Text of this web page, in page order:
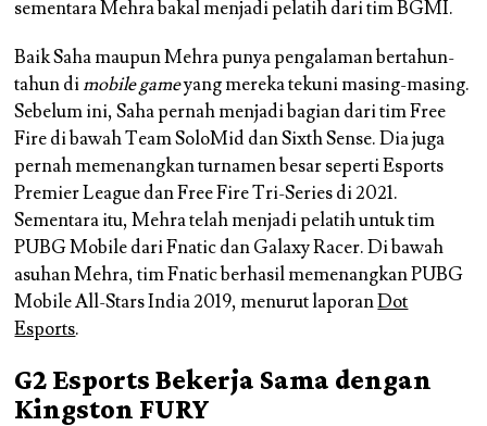
sementara Mehra bakal menjadi pelatih dari tim BGMI.
Baik Saha maupun Mehra punya pengalaman bertahun-
tahun dimobile gameyang mereka tekuni masing-masing.
Sebelum ini, Saha pernah menjadi bagian dari tim Free
Fire di bawah Team SoloMid dan Sixth Sense. Dia juga
pernah memenangkan turnamen besar sepertiEsports
Premier LeaguedanFree Fire Tri-Seriesdi 2021.
Sementara itu, Mehra telah menjadi pelatih untuk tim
PUBG Mobile dari Fnatic dan Galaxy Racer. Di bawah
asuhan Mehra, tim Fnatic berhasil memenangkanPUBG
Mobile All-Stars India 2019, menurut laporanDot
Esports.
G2 Esports Bekerja Sama dengan
Kingston FURY